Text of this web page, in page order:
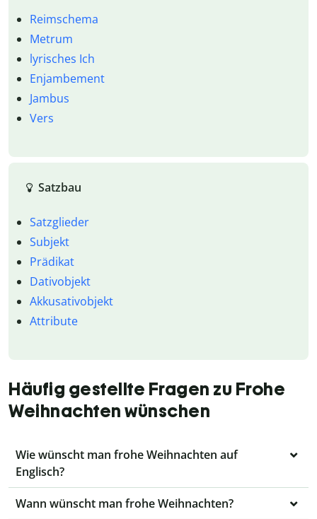
Reimschema
Metrum
lyrisches Ich
Enjambement
Jambus
Vers
Satzbau
Satzglieder
Subjekt
Prädikat
Dativobjekt
Akkusativobjekt
Attribute
Häufig gestellte Fragen zu Frohe
Weihnachten wünschen
Wie wünscht man frohe Weihnachten auf
Englisch?
Wann wünscht man frohe Weihnachten?